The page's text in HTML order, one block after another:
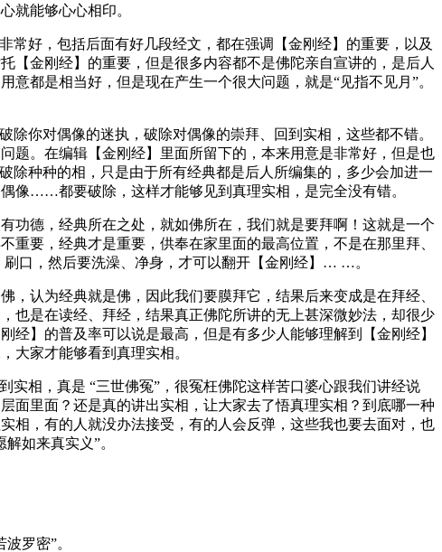
就能够心心相印。
好，包括后面有好几段经文，都在强调【金刚经】的重要，以及
【金刚经】的重要，但是很多内容都不是佛陀亲自宣讲的，是后人
都是相当好，但是现在产生一个很大问题，就是“见指不见月”。
你对偶像的迷执，破除对偶像的崇拜、回到实相，这些都不错。
题。在编辑【金刚经】里面所留下的，本来用意是非常好，但是也
除种种的相，只是由于所有经典都是后人所编集的，多少会加进一
像……都要破除，这样才能够见到真理实相，是完全没有错。
德，经典所在之处，就如佛所在，我们就是要拜啊！这就是一个
要，经典才是重要，供奉在家里面的最高位置，不是在那里拜、
口，然后要洗澡、净身，才可以翻开【金刚经】… …。
认为经典就是佛，因此我们要膜拜它，结果后来变成是在拜经、
也是在读经、拜经，结果真正佛陀所讲的无上甚深微妙法，却很少
】的普及率可以说是最高，但是有多少人能够理解到【金刚经】
大家才能够看到真理实相。
相，真是 “三世佛冤”，很冤枉佛陀这样苦口婆心跟我们讲经说
面里面？还是真的讲出实相，让大家去了悟真理实相？到底哪一种
相，有的人就没办法接受，有的人会反弹，这些我也要去面对，也
如来真实义”。
罗密”。